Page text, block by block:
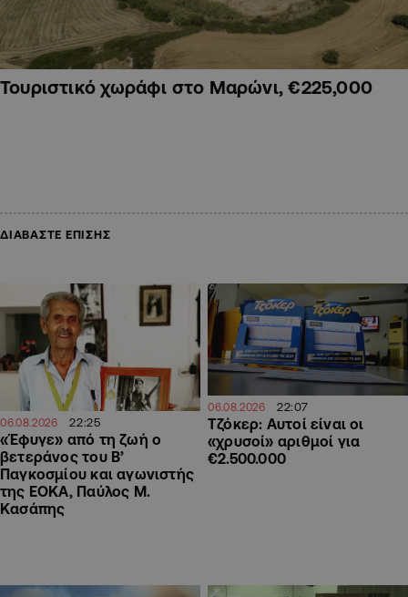
Τουριστικό χωράφι στο Μαρώνι, €225,000
ΔΙΑΒΑΣΤΕ ΕΠΙΣΗΣ
06.08.2026 22:25
«Έφυγε» από τη ζωή ο
βετεράνος του Β’
Παγκοσμίου και αγωνιστής
της ΕΟΚΑ, Παύλος Μ.
Κασάπης
06.08.2026 22:07
Τζόκερ: Αυτοί είναι οι
«χρυσοί» αριθμοί για
€2.500.000